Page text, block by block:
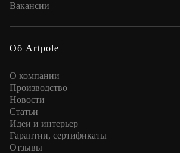
Вакансии
Об Artpole
О компании
Производство
Новости
Статьи
Идеи и интерьер
Гарантии, сертификаты
Отзывы